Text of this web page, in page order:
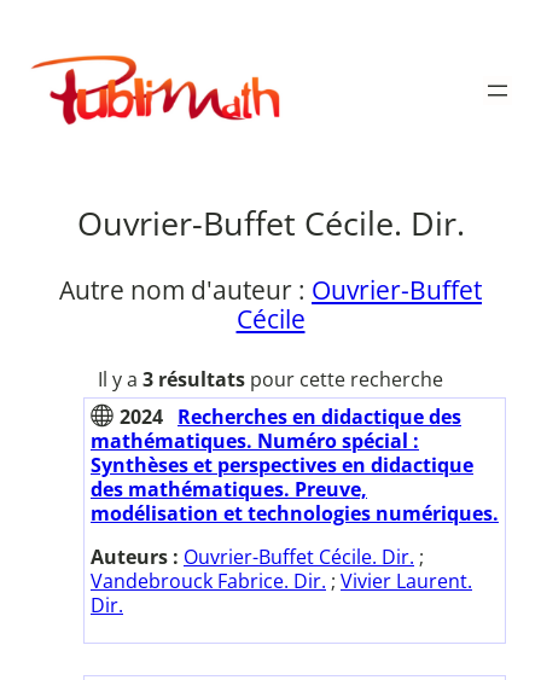
contenu
Publimath
Ouvrier-Buffet Cécile. Dir.
Autre nom d'auteur : Ouvrier-Buffet
Cécile
Il y a 3 résultats pour cette recherche
2024 Recherches en didactique des
mathématiques. Numéro spécial :
Synthèses et perspectives en didactique
des mathématiques. Preuve,
modélisation et technologies numériques.
Auteurs : Ouvrier-Buffet Cécile. Dir. ;
Vandebrouck Fabrice. Dir. ; Vivier Laurent.
Dir.